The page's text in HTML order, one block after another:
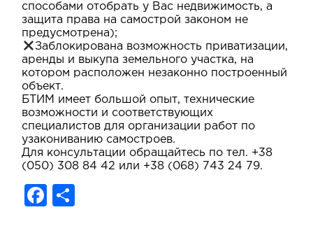
способами отобрать у Вас недвижимость, а
защита права на самострой законом не
предусмотрена);
Заблокирована возможность приватизации,
аренды и выкупа земельного участка, на
котором расположен незаконно построенный
объект.
БТИМ имеет большой опыт, технические
возможности и соответствующих
специалистов для организации работ по
узакониванию самостроев.
Для консультации обращайтесь по тел. +38
(050) 308 84 42 или +38 (068) 743 24 79.
F